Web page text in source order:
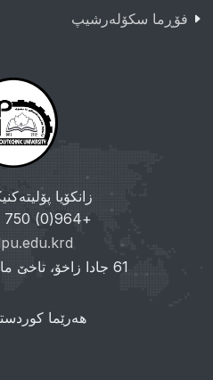
فۆڕما سکۆلەرشیپ
زانکۆیا
+964(0) 750 733 2080
61 جادا زاخۆ، تاخێ مازی، دهۆك 1006،
هەرێما